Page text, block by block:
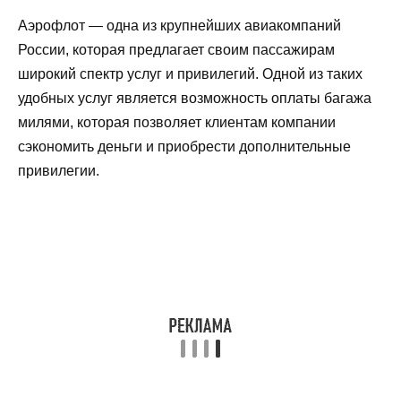
Аэрофлот — одна из крупнейших авиакомпаний
России, которая предлагает своим пассажирам
широкий спектр услуг и привилегий. Одной из таких
удобных услуг является возможность оплаты багажа
милями, которая позволяет клиентам компании
сэкономить деньги и приобрести дополнительные
привилегии.